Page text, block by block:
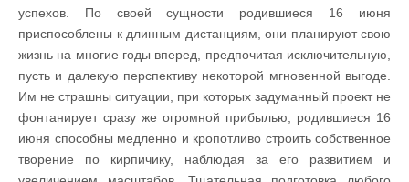
успехов. По своей сущности родившиеся 16 июня
приспособлены к длинным дистанциям, они планируют свою
жизнь на многие годы вперед, предпочитая исключительную,
пусть и далекую перспективу некоторой мгновенной выгоде.
Им не страшны ситуации, при которых задуманный проект не
фонтанирует сразу же огромной прибылью, родившиеся 16
июня способны медленно и кропотливо строить собственное
творение по кирпичику, наблюдая за его развитием и